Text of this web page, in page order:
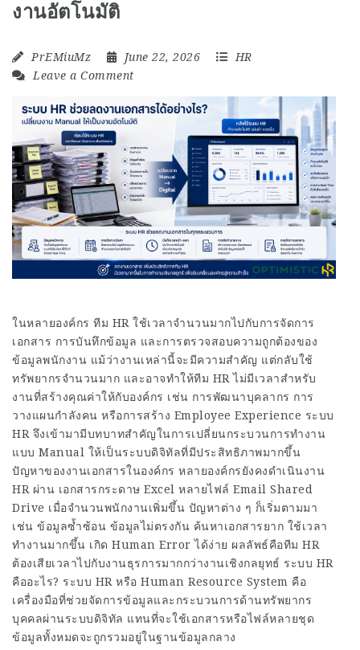
งานอัตโนมัติ
PrEMiuMz June 22, 2026
HR
Leave a Comment
ในหลายองค์กร ทีม HR ใช้เวลาจำนวนมากไปกับการจัดการ
เอกสาร การบันทึกข้อมูล และการตรวจสอบความถูกต้องของ
ข้อมูลพนักงาน แม้ว่างานเหล่านี้จะมีความสำคัญ แต่กลับใช้
ทรัพยากรจำนวนมาก และอาจทำให้ทีม HR ไม่มีเวลาสำหรับ
งานที่สร้างคุณค่าให้กับองค์กร เช่น การพัฒนาบุคลากร การ
วางแผนกำลังคน หรือการสร้าง Employee Experience ระบบ
HR จึงเข้ามามีบทบาทสำคัญในการเปลี่ยนกระบวนการทำงาน
แบบ Manual ให้เป็นระบบดิจิทัลที่มีประสิทธิภาพมากขึ้น
ปัญหาของงานเอกสารในองค์กร หลายองค์กรยังคงดำเนินงาน
HR ผ่าน เอกสารกระดาษ Excel หลายไฟล์ Email Shared
Drive เมื่อจำนวนพนักงานเพิ่มขึ้น ปัญหาต่าง ๆ ก็เริ่มตามมา
เช่น ข้อมูลซ้ำซ้อน ข้อมูลไม่ตรงกัน ค้นหาเอกสารยาก ใช้เวลา
ทำงานมากขึ้น เกิด Human Error ได้ง่าย ผลลัพธ์คือทีม HR
ต้องเสียเวลาไปกับงานธุรการมากกว่างานเชิงกลยุทธ์ ระบบ HR
คืออะไร? ระบบ HR หรือ Human Resource System คือ
เครื่องมือที่ช่วยจัดการข้อมูลและกระบวนการด้านทรัพยากร
บุคคลผ่านระบบดิจิทัล แทนที่จะใช้เอกสารหรือไฟล์หลายชุด
ข้อมูลทั้งหมดจะถูกรวมอยู่ในฐานข้อมูลกลาง